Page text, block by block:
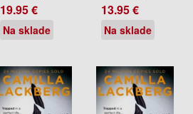
19.95 €
Na sklade
13.95 €
Na sklade